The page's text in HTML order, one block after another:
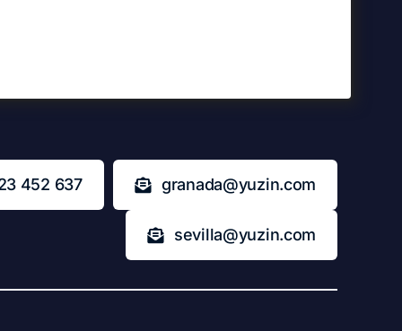
452 637 granada@yuzin.com
sevilla@yuzin.com